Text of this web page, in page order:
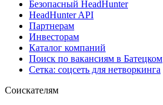
Безопасный HeadHunter
HeadHunter API
Партнерам
Инвесторам
Каталог компаний
Поиск по вакансиям в Батецком
Сетка: соцсеть для нетворкинга
Соискателям